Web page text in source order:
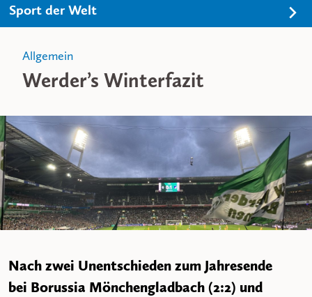
Sport der Welt
Allgemein
Werder’s Winterfazit
Nach zwei Unentschieden zum Jahresende
bei Borussia Mönchengladbach (2:2) und